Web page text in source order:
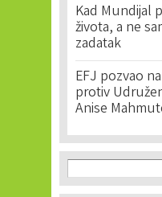
Kad Mundijal
života, a ne
zadatak
EFJ pozvao
protiv
Anise
Search
Search